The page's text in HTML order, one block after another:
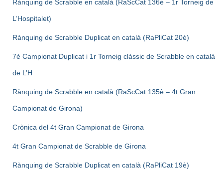
Rànquing de Scrabble en català (RaScCat 136è – 1r Torneig de
L’Hospitalet)
Rànquing de Scrabble Duplicat en català (RaPliCat 20è)
7è Campionat Duplicat i 1r Torneig clàssic de Scrabble en català
de L’H
Rànquing de Scrabble en català (RaScCat 135è – 4t Gran
Campionat de Girona)
Crònica del 4t Gran Campionat de Girona
4t Gran Campionat de Scrabble de Girona
Rànquing de Scrabble Duplicat en català (RaPliCat 19è)